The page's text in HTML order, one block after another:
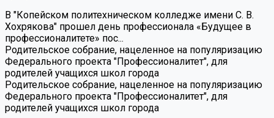
В "Копейском политехническом колледже имени С. В.
Хохрякова" прошел день профессионала «Будущее в
профессионалитете» пос...
Родительское собрание, нацеленное на популяризацию
Федерального проекта "Профессионалитет", для
родителей учащихся школ города
Родительское собрание, нацеленное на популяризацию
Федерального проекта "Профессионалитет", для
родителей учащихся школ города